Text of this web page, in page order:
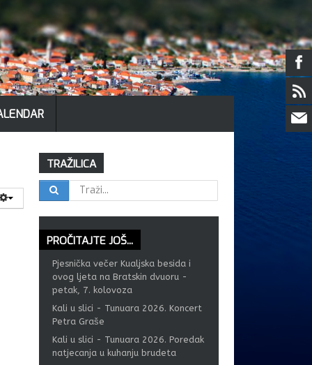
TRAŽILICA
PROČITAJTE JOŠ...
Pjesnička večer Kualjska besida i
ovog ljeta na Bratskin dvuoru -
petak, 7. kolovoza
Kali u slici - Tunuara 2026. Koncert
Petra Graše
Kali u slici - Tunuara 2026. Poredak
natjecanja u kuhanju brudeta